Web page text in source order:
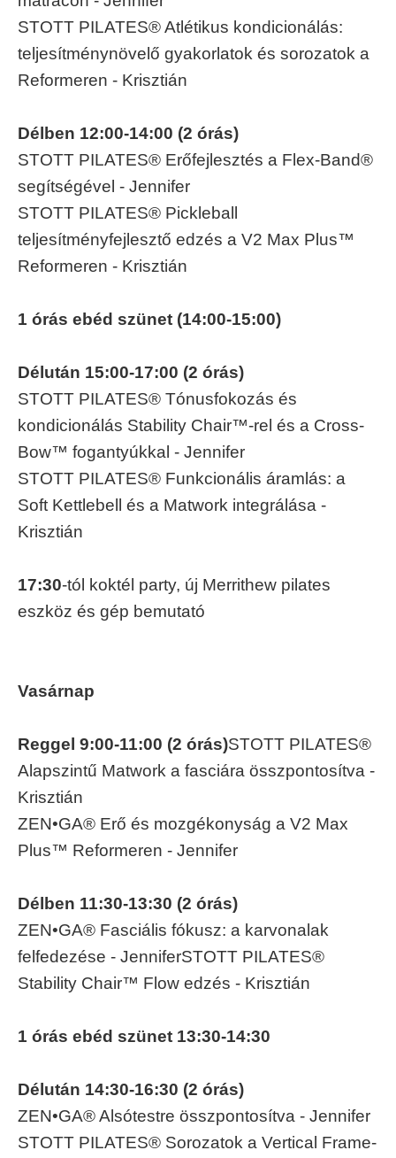
STOTT PILATES® Atlétikus kondicionálás:
teljesítménynövelő gyakorlatok és sorozatok a
Reformeren - Krisztián
Délben 12:00-14:00 (2 órás)
STOTT PILATES® Erőfejlesztés a Flex-Band®
segítségével - Jennifer
STOTT PILATES® Pickleball
teljesítményfejlesztő edzés a V2 Max Plus™
Reformeren - Krisztián
1 órás ebéd szünet (14:00-15:00)
Délután 15:00-17:00 (2 órás)
STOTT PILATES® Tónusfokozás és
kondicionálás Stability Chair™-rel és a Cross-
Bow™ fogantyúkkal - Jennifer
STOTT PILATES® Funkcionális áramlás: a
Soft Kettlebell és a Matwork integrálása -
Krisztián
17:30-tól koktél party, új Merrithew pilates
eszköz és gép bemutató
Vasárnap
Reggel 9:00-11:00 (2 órás)STOTT PILATES®
Alapszintű Matwork a fasciára összpontosítva -
Krisztián
ZEN•GA® Erő és mozgékonyság a V2 Max
Plus™ Reformeren - Jennifer
Délben 11:30-13:30 (2 órás)
ZEN•GA® Fasciális fókusz: a karvonalak
felfedezése - JenniferSTOTT PILATES®
Stability Chair™ Flow edzés - Krisztián
1 órás ebéd szünet 13:30-14:30
Délután 14:30-16:30 (2 órás)
ZEN•GA® Alsótestre összpontosítva - Jennifer
STOTT PILATES® Sorozatok a Vertical Frame-